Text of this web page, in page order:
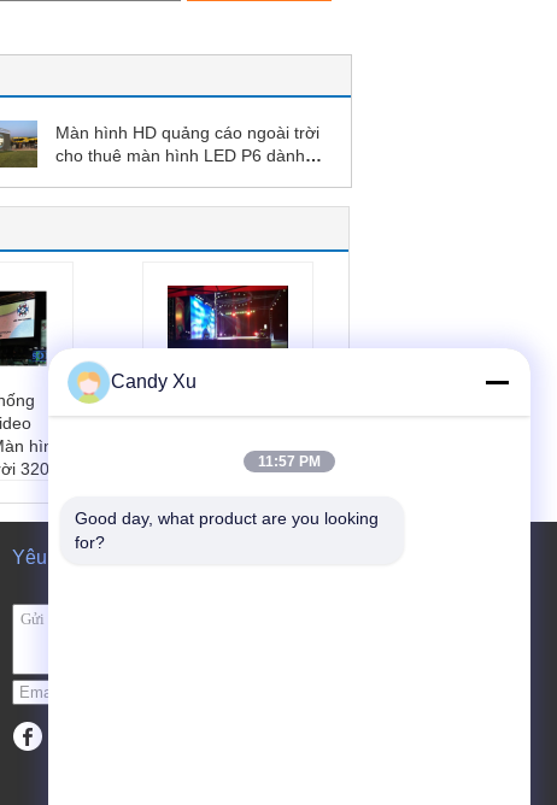
Màn hình HD quảng cáo ngoài trời
cho thuê màn hình LED P6 dành
hình
320 *
10mm
Chương trình Bảo
Hiển thị RGB Đối với
Pitch 5mm
Yêu cầu báo giá
Candy Xu
11:57 PM
Good day, what product are you looking
for?